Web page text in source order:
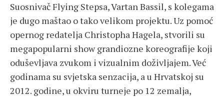
Suosnivač Flying Stepsa, Vartan Bassil, s kolegama
je dugo maštao o tako velikom projektu. Uz pomoć
opernog redatelja Christopha Hagela, stvorili su
megapopularni show grandiozne koreografije koji
oduševljava zvukom i vizualnim doživljajem. Već
godinama su svjetska senzacija, a u Hrvatskoj su
2012. godine, u okviru turneje po 12 zemalja,